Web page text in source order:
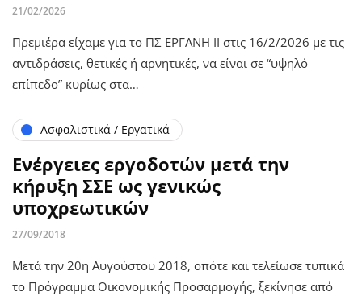
21/02/2026
Πρεμιέρα είχαμε για το ΠΣ ΕΡΓΑΝΗ ΙΙ στις 16/2/2026 με τις
αντιδράσεις, θετικές ή αρνητικές, να είναι σε “υψηλό
επίπεδο” κυρίως στα…
Ασφαλιστικά / Εργατικά
Ενέργειες εργοδοτών μετά την
κήρυξη ΣΣΕ ως γενικώς
υποχρεωτικών
27/09/2018
Μετά την 20η Αυγούστου 2018, οπότε και τελείωσε τυπικά
το Πρόγραμμα Οικονομικής Προσαρμογής, ξεκίνησε από